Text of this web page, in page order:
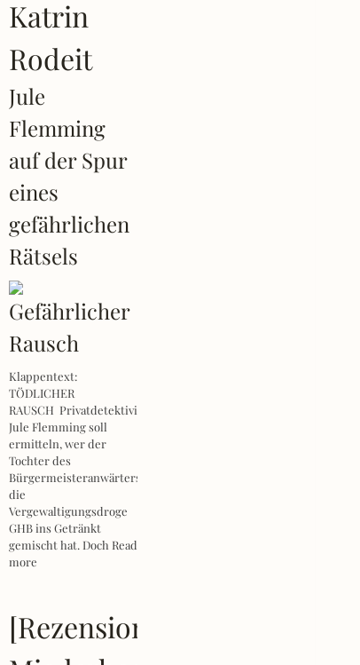
Katrin
Rodeit
Jule
Flemming
auf der Spur
eines
gefährlichen
Rätsels
Klappentext:
TÖDLICHER
RAUSCH Privatdetektivin
Jule Flemming soll
ermitteln, wer der
Tochter des
Bürgermeisteranwärters
die
Vergewaltigungsdroge
GHB ins Getränkt
gemischt hat. DochRead
more
[Rezension]